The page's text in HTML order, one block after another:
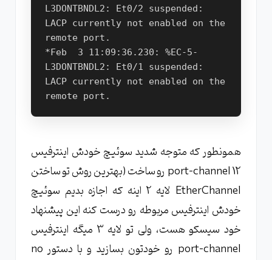
L3DONTBNDL2: Et0/2 suspended:
LACP currently not enabled on the
remote port.
*Feb  3 11:09:36.230: %EC-5-
L3DONTBNDL2: Et0/1 suspended:
LACP currently not enabled on the
همونطور که متوجه شدید سوئیچ خودش اینترفیس
port-channel 12 رو ساخت (بهترین روش تو ساختن
EtherChannel لایه 2 اینه که اجازه بدیم سوئیچ
خودش اینترفیس مربوطه رو درست کنه این پیشنهاد
خود سیسکو هست، ولی تو لایه 3 میگه اینترفیس
port-channel رو خودتون بسازید و با دستور no